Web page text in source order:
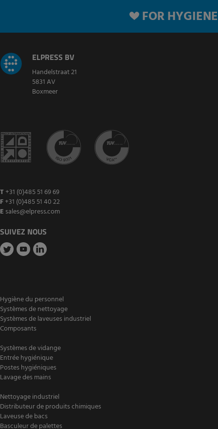
FOR HYGIENE
ELPRESS BV
Handelstraat 21
5831 AV
Boxmeer
T +31 (0)485 51 69 69
F+31 (0)485 51 40 22
E sales@elpress.com
SUIVEZ NOUS
Hygiène du personnel
Systèmes de nettoyage
Systèmes de laveuses industriel
Composants
Systèmes de vidange
Entrée hygiénique
Postes hygiéniques
Lavage des mains
Nettoyage industriel
Distributeur de produits chimiques
Laveuse de bacs
Basculeur de palettes